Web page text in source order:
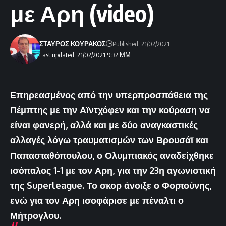
με Αρη (video)
Last updated: 21/02/2021 9:32 ΜΜ
ΣΤΑΥΡΟΣ ΚΟΥΡΑΚΟΣ Published: 21/02/2021
Επηρεασμένος από την υπερπροσπάθεια της
Πέμπτης με την Αϊντχόφεν και την κούραση να
είναι φανερή, αλλά και με δύο αναγκαστικές
αλλαγές λόγω τραυματισμών των Βρουσάϊ και
Παπασταθόπουλου, ο Ολυμπιακός αναδείχθηκε
ισόπαλος 1-1 με τον Αρη, για την 23η αγωνιστική
της Superleague. Το σκορ άνοιξε ο Φορτούνης,
ενώ για τον Αρη ισοφάρισε με πέναλτι ο
Μήτρογλου.